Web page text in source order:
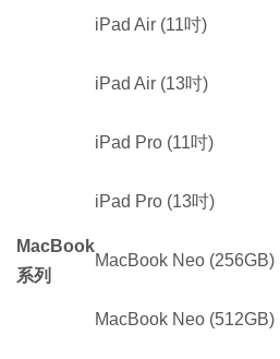
iPad Air (11吋)
iPad Air (13吋)
iPad Pro (11吋)
iPad Pro (13吋)
MacBook
系列
MacBook Neo (256GB)
MacBook Neo (512GB)